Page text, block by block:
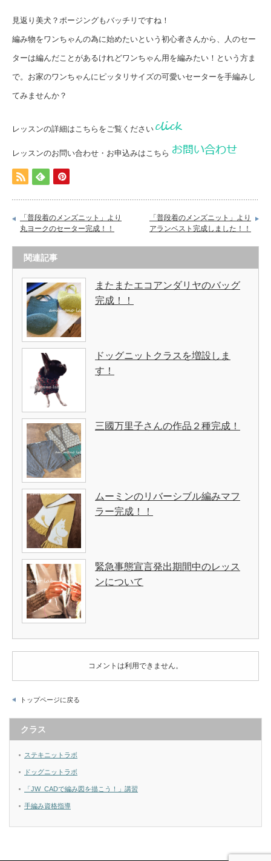
見返り美犬？ポージングもバッチリですね！
編み物をワンちゃんの為に始めたいという初心者さんから、人のセー
ターは編んだことがあるけれどワンちゃん用を編みたい！という方ま
で。お家のワンちゃんにピッタリサイズの可愛いセーターを手編みし
てみませんか？
レッスンの詳細はこちらをご覧ください
レッスンのお問い合わせ・お申込みはこちら
「普段着のメンズニット」より
丸ヨークのセーター完成！！
「普段着のメンズニット」より
アランベスト完成しました！！
関連記事
またまたエコアンダリヤのバッグ
完成！！
ドッグニットクラスを増設しま
す！
三國万里子さんの作品２種完成！
ムーミンのリバーシブル編みマフ
ラー完成！！
緊急事態宣言発出期間中のレッス
ンについて
コメントは利用できません。
トップページに戻る
クラス
ステキニットラボ
ドッグニットラボ
「JW_CADで編み図を描こう！」講習
手編み資格指導